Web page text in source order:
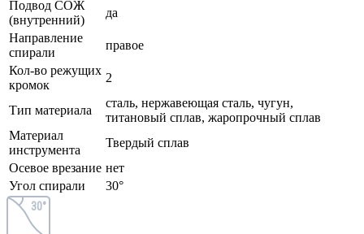
Подвод СОЖ
(внутренний)
да
Направление
спирали
правое
Кол-во режущих
кромок
2
Тип материала
сталь, нержавеющая сталь, чугун,
титановый сплав, жаропрочный сплав
Материал
инструмента
Твердый сплав
Осевое врезание нет
Угол спирали
30°
30°